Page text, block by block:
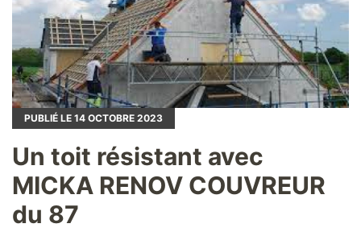
PUBLIÉ LE 14 OCTOBRE 2023
Un toit résistant avec
MICKA RENOV COUVREUR
du 87